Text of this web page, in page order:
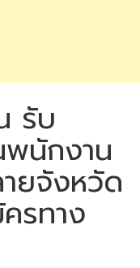
รับ
พนักงาน
ยจังหวัด
รทาง